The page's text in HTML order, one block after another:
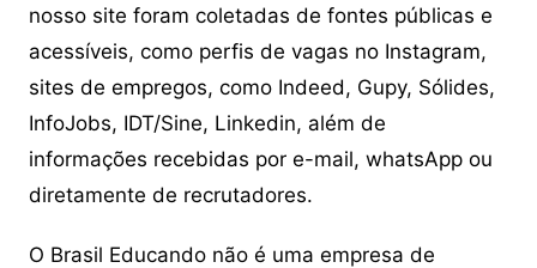
nosso site foram coletadas de fontes públicas e
acessíveis, como perfis de vagas no Instagram,
sites de empregos, como Indeed, Gupy, Sólides,
InfoJobs, IDT/Sine, Linkedin, além de
informações recebidas por e-mail, whatsApp ou
diretamente de recrutadores.
O Brasil Educando não é uma empresa de